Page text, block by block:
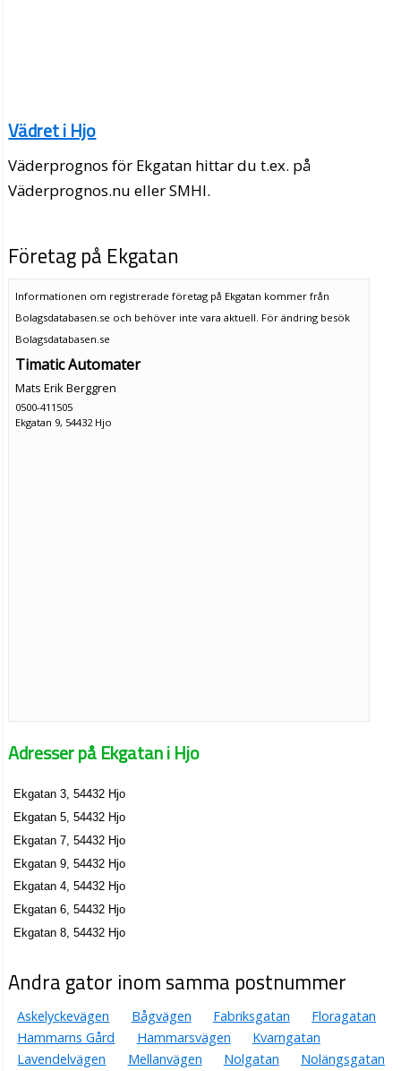
Vädret i Hjo
Väderprognos för Ekgatan hittar du t.ex. på
Väderprognos.nu eller SMHI.
Företag på Ekgatan
Informationen om registrerade företag på Ekgatan kommer från
Bolagsdatabasen.se och behöver inte vara aktuell. För ändring besök
Bolagsdatabasen.se
Timatic Automater
Mats Erik Berggren
0500-411505
Ekgatan 9, 54432 Hjo
Adresser på Ekgatan i Hjo
Ekgatan 3, 54432 Hjo
Ekgatan 5, 54432 Hjo
Ekgatan 7, 54432 Hjo
Ekgatan 9, 54432 Hjo
Ekgatan 4, 54432 Hjo
Ekgatan 6, 54432 Hjo
Ekgatan 8, 54432 Hjo
Andra gator inom samma postnummer
Askelyckevägen Bågvägen Fabriksgatan
Floragatan
Hammarns Gård
Hammarsvägen
Kvarngatan
Lavendelvägen
Mellanvägen Nolgatan
Nolängsgatan